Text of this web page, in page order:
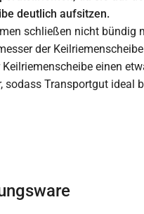
deutlich aufsitzen.
schließen nicht bündig
der
einen
sodass Transportgut ideal